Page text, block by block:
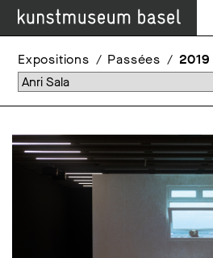
Expositions Passées 2019